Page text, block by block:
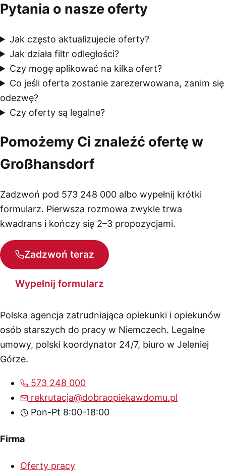
Pytania o nasze oferty
Jak często aktualizujecie oferty?
Jak działa filtr odległości?
Czy mogę aplikować na kilka ofert?
Co jeśli oferta zostanie zarezerwowana, zanim się
odezwę?
Czy oferty są legalne?
Pomożemy Ci znaleźć ofertę w
Großhansdorf
Zadzwoń pod 573 248 000 albo wypełnij krótki
formularz. Pierwsza rozmowa zwykle trwa
kwadrans i kończy się 2–3 propozycjami.
Zadzwoń teraz
Wypełnij formularz
Polska agencja zatrudniająca opiekunki i opiekunów
osób starszych do pracy w Niemczech. Legalne
umowy, polski koordynator 24/7, biuro w Jeleniej
Górze.
573 248 000
rekrutacja@dobraopiekawdomu.pl
Pon-Pt 8:00-18:00
Firma
Oferty pracy